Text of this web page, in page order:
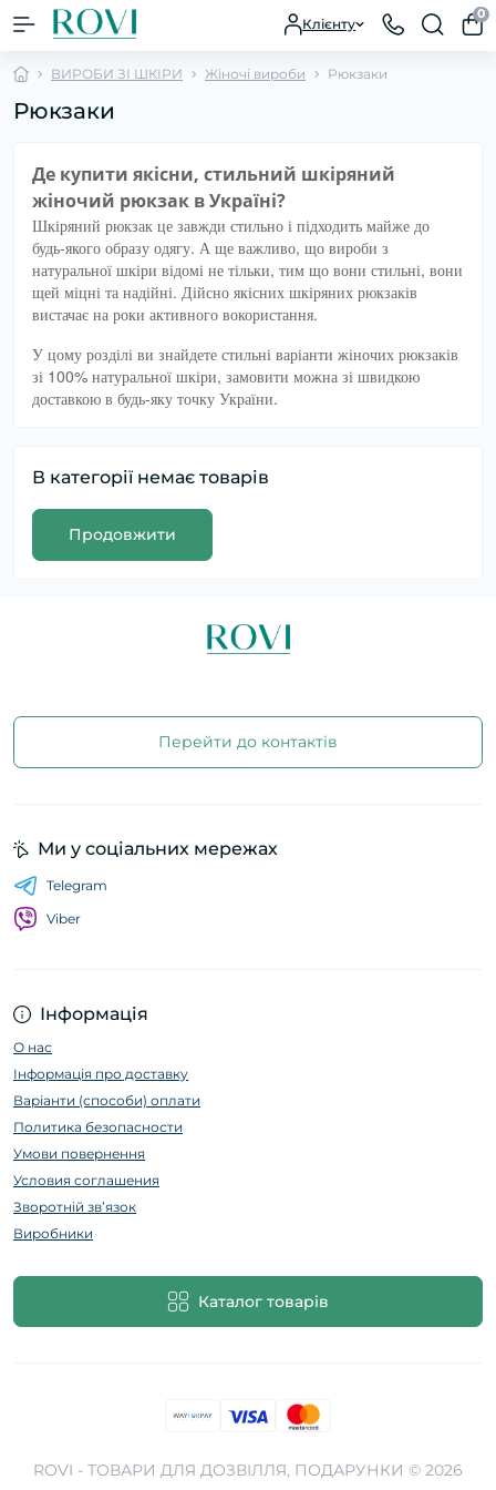
Клієнту
0
ВИРОБИ ЗІ ШКІРИ Жіночі вироби Рюкзаки
Рюкзаки
Де купити якісни, стильний шкіряний
жіночий рюкзак в Україні?
Шкіряний рюкзак це завжди стильно і підходить майже до
будь-якого образу одягу. А ще важливо, що вироби з
натуральної шкіри відомі не тільки, тим що вони стильні, вони
щей міцні та надійні. Дійсно якісних шкіряних рюкзаків
вистачає на роки активного вокористання.
У цому розділі ви знайдете стильні варіанти жіночих рюкзаків
зі 100% натуральної шкіри, замовити можна зі швидкою
доставкою в будь-яку точку України.
В категорії немає товарів
Продовжити
Перейти до контактів
Інформація
О нас
Інформація про доставку
Варіанти (способи) оплати
Политика безопасности
Умови повернення
Условия соглашения
Зворотній зв’язок
Виробники
Каталог товарів
Ми у соціальних мережах
Telegram
Viber
ROVI - ТОВАРИ ДЛЯ ДОЗВІЛЛЯ, ПОДАРУНКИ © 2026